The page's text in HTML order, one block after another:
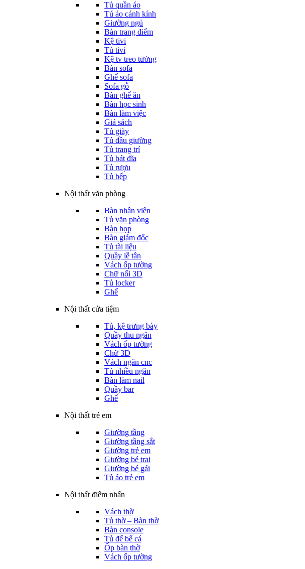
Tủ quần áo
Tú áo cánh kính
Giường ngủ
Bàn trang điểm
Kệ tivi
Tủ tivi
Kệ tv treo tường
Bàn sofa
Ghế sofa
Sofa gỗ
Bàn ghế ăn
Bàn học sinh
Bàn làm việc
Giá sách
Tủ giày
Tủ đầu giường
Tủ trang trí
Tủ bát đĩa
Tủ rượu
Tủ bếp
Nội thất văn phòng
Bàn nhân viên
Tủ văn phòng
Bàn họp
Bàn giám đốc
Tủ tài liệu
Quầy lễ tân
Vách ốp tường
Chữ nổi 3D
Tủ locker
Ghế
Nội thất cửa tiệm
Tủ, kệ trưng bày
Quầy thu ngân
Vách ốp tường
Chữ 3D
Vách ngăn cnc
Tủ nhiều ngăn
Bàn làm nail
Quầy bar
Ghế
Nội thất trẻ em
Giường tầng
Giường tầng sắt
Giường trẻ em
Giường bé trai
Giường bé gái
Tủ áo trẻ em
Nội thất điểm nhấn
Vách thờ
Tủ thờ – Bàn thờ
Bàn console
Tủ để bể cá
Ốp bàn thờ
Vách ốp tường